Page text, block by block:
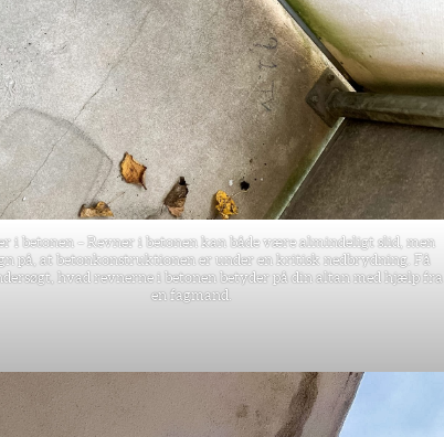
i betonen – Revner i betonen kan både være almindeligt slid, men
på, at betonkonstruktionen er under en kritisk nedbrydning. Få
hvad revnerne i betonen betyder på din altan med hjælp fra
en fagmand.